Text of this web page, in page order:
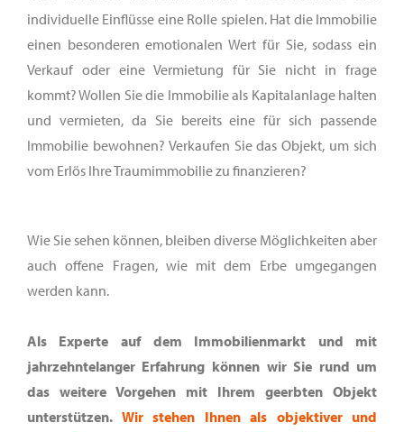
individuelle Einflüsse eine Rolle spielen. Hat die Immobilie
einen besonderen emotionalen Wert für Sie, sodass ein
Verkauf oder eine Vermietung für Sie nicht in frage
kommt? Wollen Sie die Immobilie als Kapitalanlage halten
und vermieten, da Sie bereits eine für sich passende
Immobilie bewohnen? Verkaufen Sie das Objekt, um sich
vom Erlös Ihre Traumimmobilie zu finanzieren?
Wie Sie sehen können, bleiben diverse Möglichkeiten aber
auch offene Fragen, wie mit dem Erbe umgegangen
werden kann.
Als Experte auf dem Immobilienmarkt und mit
jahrzehntelanger Erfahrung können wir Sie rund um
das weitere Vorgehen mit Ihrem geerbten Objekt
unterstützen. Wir stehen Ihnen als objektiver und